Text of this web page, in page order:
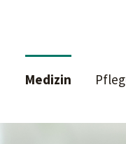
Medizin